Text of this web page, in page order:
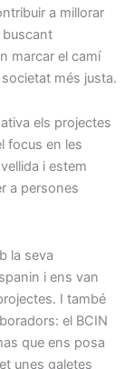
a millorar
marcar el camí
més justa.
els projectes
focus en les
i estem
a persones
la seva
i ens van
I també
el BCIN
que ens posa
unes galetes